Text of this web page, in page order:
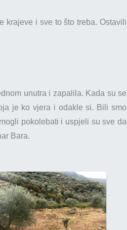
krajeve i sve to što treba. Ostavili
unutra i zapalila. Kada su se
je ko vjera i odakle si. Bili smo
pokolebati i uspjeli su sve da
Bara.